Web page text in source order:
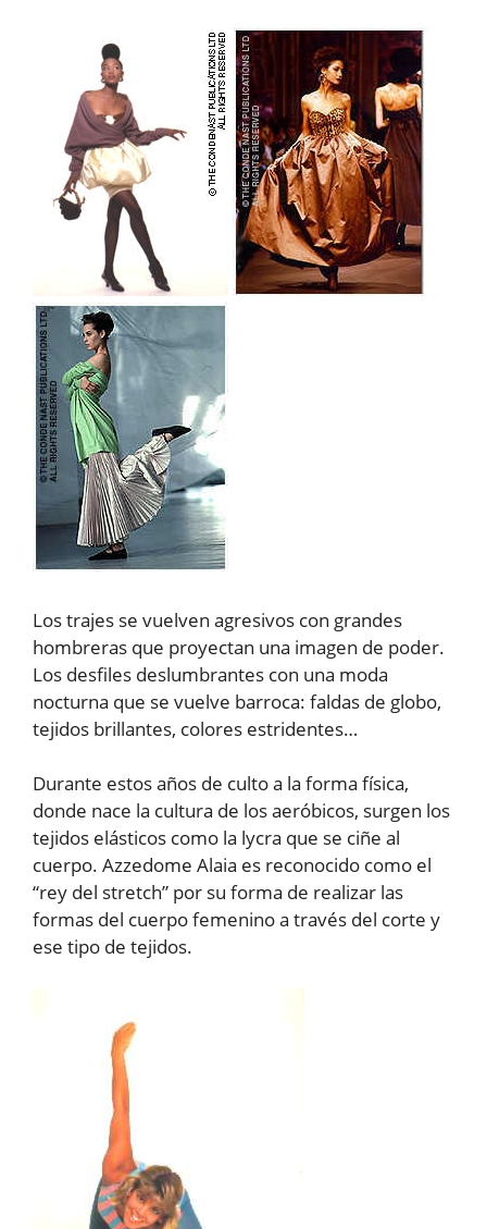
Los trajes se vuelven agresivos con grandes
hombreras que proyectan una imagen de poder.
Los desfiles deslumbrantes con una moda
nocturna que se vuelve barroca: faldas de globo,
tejidos brillantes, colores estridentes…
Durante estos años de culto a la forma física,
donde nace la cultura de los aeróbicos, surgen los
tejidos elásticos como la lycra que se ciñe al
cuerpo. Azzedome Alaia es reconocido como el
“rey del stretch” por su forma de realizar las
formas del cuerpo femenino a través del corte y
ese tipo de tejidos.